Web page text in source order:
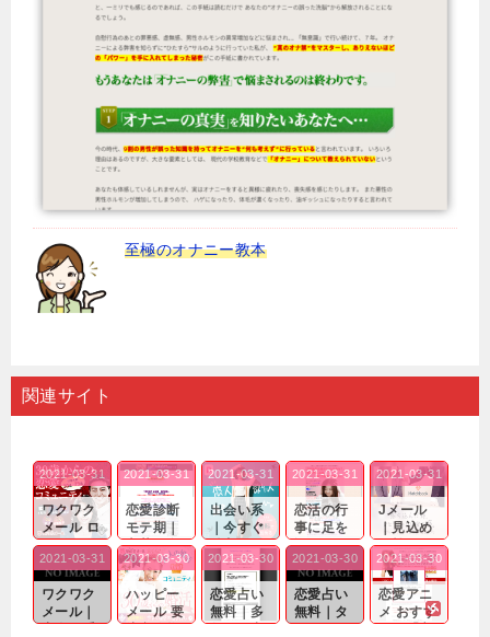
至極のオナニー教本
関連サイト
ワクワク
メール ロ
グイン pc
｜心の底
から真
剣...
2021-03-31
恋愛診断
モテ期｜
老若男女
問わ
ず…。
2021-03-31
出会い系
｜今すぐ
仲良くな
れる相手
探しをし
たいと...
2021-03-31
恋活の行
事に足を
運んでも
出会いの
チャンス
が訪れ...
2021-03-31
Jメール
｜見込め
る効果が
確実なも
のであっ
ても…...
2021-03-31
ワクワク
メール｜
2021-03-31
ハッピー
メール 要
2021-03-30
恋愛占い
無料｜多
2021-03-30
恋愛占い
無料｜タ
2021-03-30
恋愛アニ
メ おすす
2021-03-30